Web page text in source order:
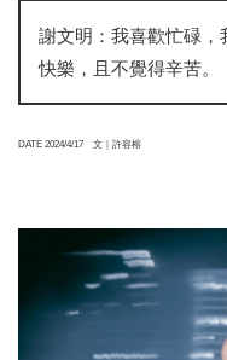
謝文明：我喜歡忙碌，
快樂，且不覺得辛苦。
DATE 2024/4/17 文｜許容榕